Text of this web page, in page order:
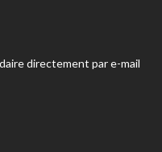
directement par e-mail